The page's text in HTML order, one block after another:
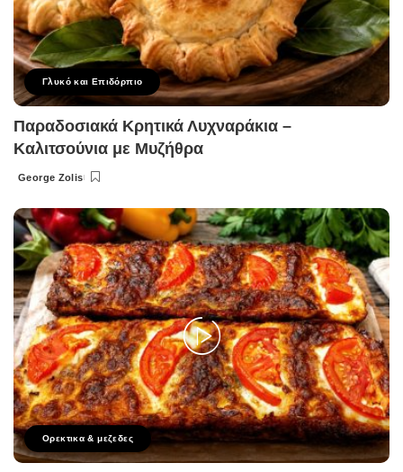
Γλυκό και Επιδόρπιο
Παραδοσιακά Κρητικά Λυχναράκια –
Καλιτσούνια με Μυζήθρα
Posted
George Zolis
Ορεκτικα & μεζεδες